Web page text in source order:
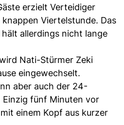
erzielt Verteidiger
Viertelstunde. Das
allerdings nicht lange
Nati-Stürmer Zeki
eingewechselt.
aber auch der 24-
fünf Minuten vor
einem Kopf aus kurzer